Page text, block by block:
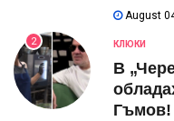
August
2 КЛЮКИ
В